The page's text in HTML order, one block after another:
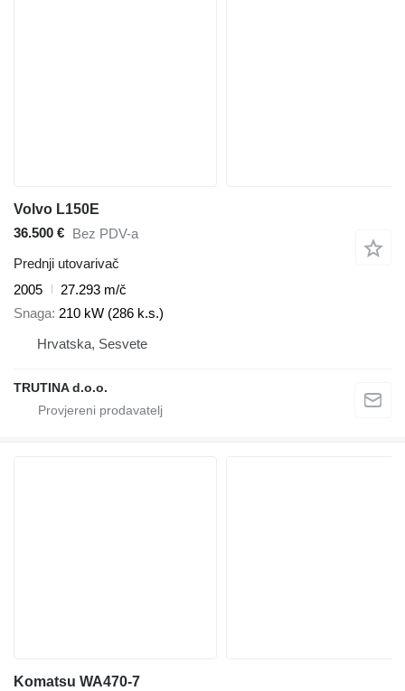
Volvo L150E
36.500 € Bez PDV-a
Prednji utovarivač
2005
27.293 m/č
Snaga 210 kW (286 k.s.)
Hrvatska, Sesvete
TRUTINA d.o.o.
Komatsu WA470-7